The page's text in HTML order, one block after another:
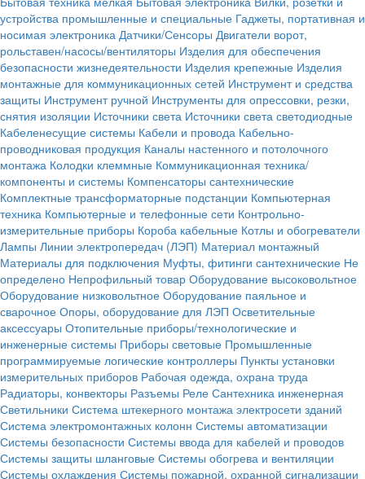
устройства промышленные и специальные Гаджеты, портативная и
носимая электроника Датчики/Сенсоры Двигатели ворот,
рольставен/насосы/вентиляторы Изделия для обеспечения
безопасности жизнедеятельности Изделия крепежные Изделия
монтажные для коммуникационных сетей Инструмент и средства
защиты Инструмент ручной Инструменты для опрессовки, резки,
снятия изоляции Источники света Источники света светодиодные
Кабеленесущие системы Кабели и провода Кабельно-
проводниковая продукция Каналы настенного и потолочного
монтажа Колодки клеммные Коммуникационная техника/
компоненты и системы Компенсаторы сантехнические
Комплектные трансформаторные подстанции Компьютерная
техника Компьютерные и телефонные сети Контрольно-
измерительные приборы Короба кабельные Котлы и обогреватели
Лампы Линии электропередач (ЛЭП) Материал монтажный
Материалы для подключения Муфты, фитинги сантехнические Не
определено Непрофильный товар Оборудование высоковольтное
Оборудование низковольтное Оборудование паяльное и
сварочное Опоры, оборудование для ЛЭП Осветительные
аксессуары Отопительные приборы/технологические и
инженерные системы Приборы световые Промышленные
программируемые логические контроллеры Пункты установки
измерительных приборов Рабочая одежда, охрана труда
Радиаторы, конвекторы Разъемы Реле Сантехника инженерная
Светильники Система штекерного монтажа электросети зданий
Система электромонтажных колонн Системы автоматизации
Системы безопасности Системы ввода для кабелей и проводов
Системы защиты шланговые Системы обогрева и вентиляции
Системы охлаждения Системы пожарной, охранной сигнализации